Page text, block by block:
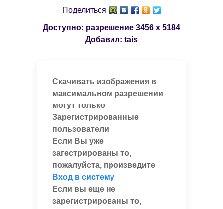
Поделиться
Доступно: разрешение 3456 x 5184
Добавил: tais
Скачивать изображения в
максимальном разрешении
могут только
Зарегистрированные
пользователи
Если Вы уже
загестрированы то,
пожалуйста, произведите
Вход в систему
Если вы еще не
зарегистрированы то,